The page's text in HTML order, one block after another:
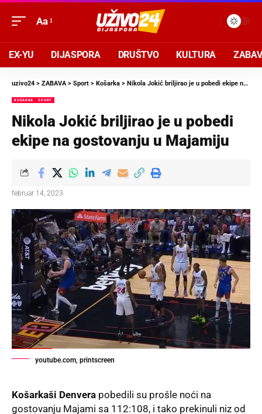
Aa
EX-YU DIJASPORA DRUŠTVO KULTURA
uzivo24 > ZABAVA> Sport > Košarka > Nikola Jokić briljirao je u pobedi ekipe na gostovanju u Majamiju
KOŠARKA SPORT
Nikola Jokić briljirao je u pobedi
ekipe na gostovanju u Majamiju
februar 14, 2023
youtube.com, printscreen
Košarkaši Denvera pobedili su prošle noći na
gostovanju Majami sa 112:108, i tako prekinuli niz od